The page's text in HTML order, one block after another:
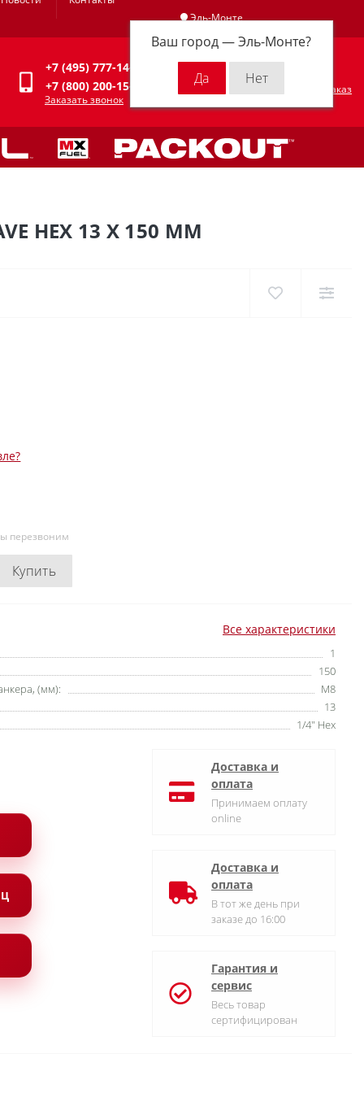
Эль-Монте
Ваш город —Эль-Монте?
Личный кабинет
+7 (495) 777-14-94
+7 (800) 200-15-94
Заказать звонок
Оформить заказ
HEX 13 X 150 ММ
перезвоним
Купить
Все характеристики
1
150
(мм):
M8
13
1/4" Hex
Доставка и
оплата
Принимаем оплату
online
Доставка и
оплата
В тот же день при
заказе до 16:00
Гарантия и
сервис
Весь товар
сертифицирован